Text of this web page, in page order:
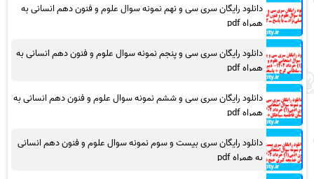
دانلود رایگان سری سی و نهم نمونه سوال علوم و فنون دهم انسانی به
همراه pdf
دانلود رایگان سری سی و پنجم نمونه سوال علوم و فنون دهم انسانی به
همراه pdf
دانلود رایگان سری سی و ششم نمونه سوال علوم و فنون دهم انسانی به
همراه pdf
دانلود رایگان سری بیست و سوم نمونه سوال علوم و فنون دهم انسانی
به همراه pdf